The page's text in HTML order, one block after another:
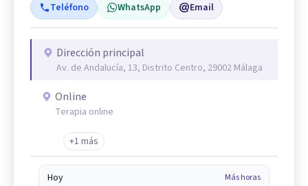
Teléfono WhatsApp Email
Dirección principal
Av. de Andalucía, 13, Distrito Centro, 29002 Málaga
Online
Terapia online
+1 más
Hoy Más horas